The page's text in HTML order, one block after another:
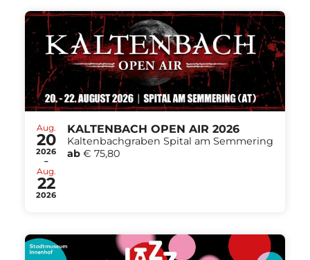
Aug.
20
2026
-
Aug.
22
2026
KALTENBACH OPEN AIR 2026
Kaltenbachgraben Spital am Semmering
ab € 75,80